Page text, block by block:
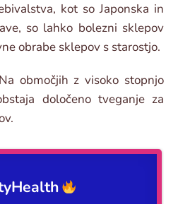
kot so Japonska in
so lahko bolezni sklepov
obrabe sklepov s starostjo.
območjih z visoko stopnjo
določeno tveganje za